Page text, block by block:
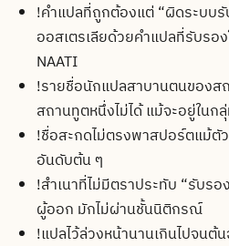
!คำแปลที่ถูกต้องแต่ “ผิดระบบรั
ออสเตรเลียด้วยคำแปลที่รับรอ
NAATI
!รายชื่อนักแปลสาบานตนของส
สถานทูตหนึ่งไม่ได้ แม้จะอยู่ในก
!ชื่อสะกดไม่ตรงพาสปอร์ตแม้ตั
อันดับต้น ๆ
!สำเนาที่ไม่มีตราประทับ “รับร
ผู้ออก มักไม่ผ่านชั้นนิติกรณ์
!แปลไว้ล่วงหน้านานเกินไปจน